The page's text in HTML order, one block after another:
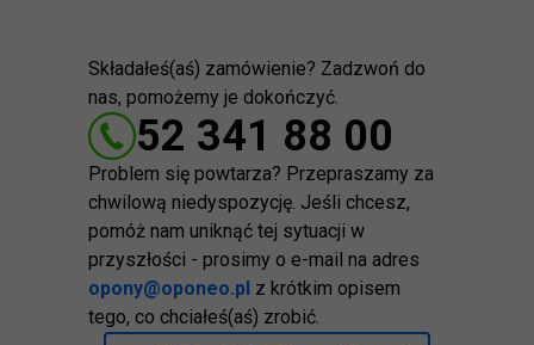
Składałeś(aś) zamówienie? Zadzwoń do
nas, pomożemy je dokończyć.
52 341 88 00
Problem się powtarza? Przepraszamy za
chwilową niedyspozycję. Jeśli chcesz,
pomóż nam uniknąć tej sytuacji w
przyszłości - prosimy o e-mail na adres
opony@oponeo.pl z krótkim opisem
tego, co chciałeś(aś) zrobić.